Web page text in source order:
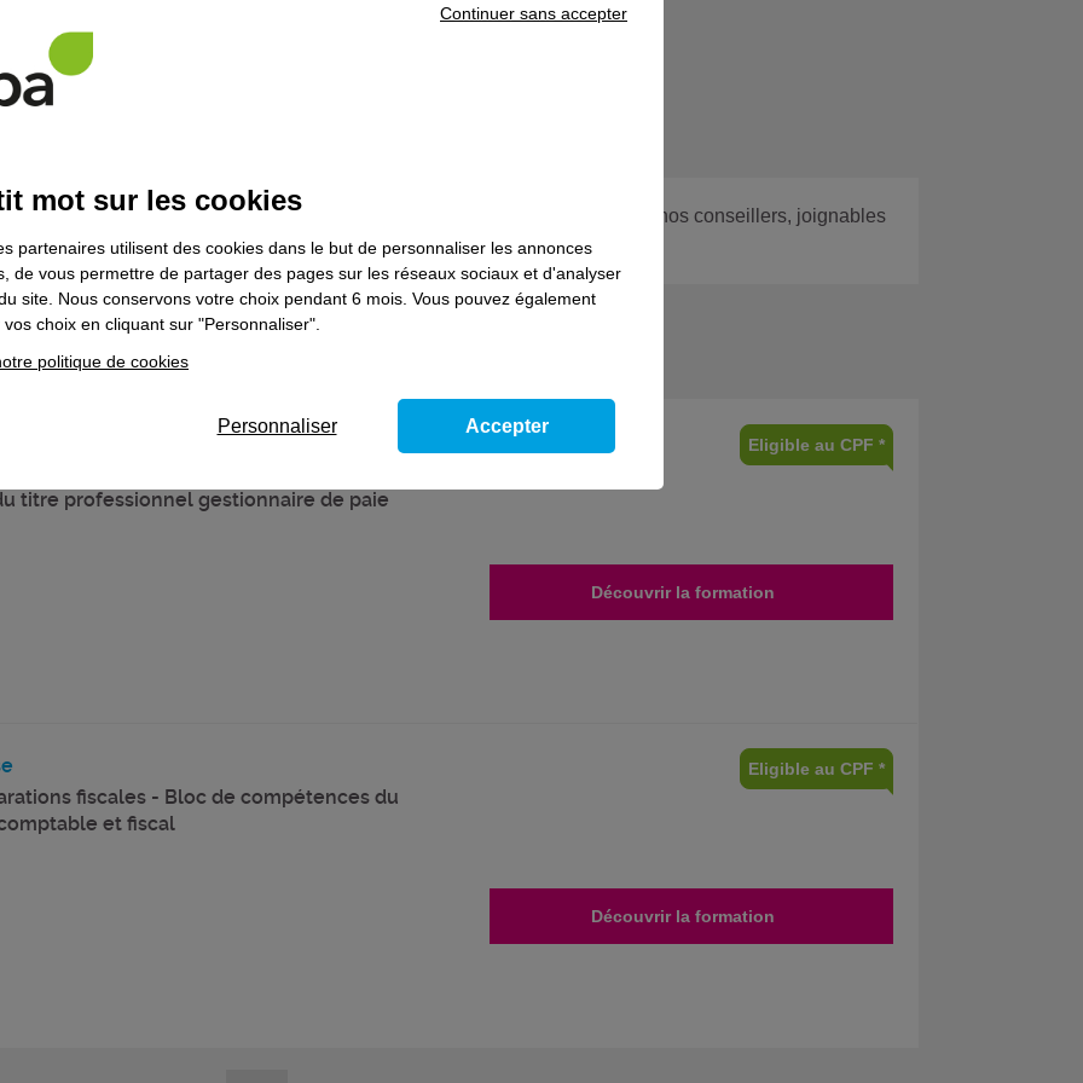
poursuivre votre parcours de formation, prenez contact avec l’un de nos conseillers, joignables
le domaineFonctions supports de l'entreprise
juridique et la présentation des bulletins
titre professionnel gestionnaire de paie
Eligible au CPF *
Découvrir la formation
fiscales - Bloc de compétences du
et fiscal
Eligible au CPF *
Découvrir la formation
mot sur les cookies
partenaires utilisent des cookies dans le but de personnaliser les annonces
de vous permettre de partager des pages sur les réseaux sociaux et d'analyser
site. Nous conservons votre choix pendant 6 mois. Vous pouvez également
choix en cliquant sur "Personnaliser".
politique de cookies
Continuer sans accepter
Personnaliser Accepter